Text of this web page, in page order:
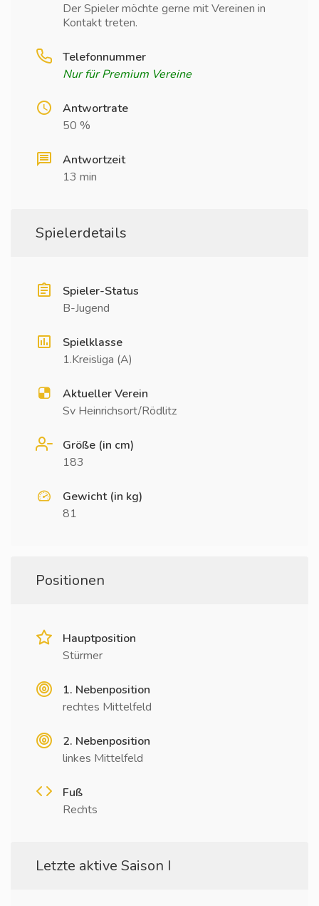
Der Spieler möchte gerne mit Vereinen in
Kontakt treten.
Telefonnummer
Nur für Premium Vereine
Antwortrate
50 %
Antwortzeit
13 min
Spielerdetails
Spieler-Status
B-Jugend
Spielklasse
1.Kreisliga (A)
Aktueller Verein
Sv Heinrichsort/Rödlitz
Größe (in cm)
183
Gewicht (in kg)
81
Positionen
Hauptposition
Stürmer
1. Nebenposition
rechtes Mittelfeld
2. Nebenposition
linkes Mittelfeld
Fuß
Rechts
Letzte aktive Saison I